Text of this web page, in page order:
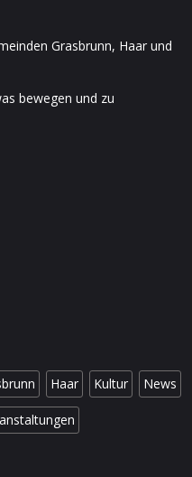
Grasbrunn, Haar und
bewegen und zu
Haar Kultur News